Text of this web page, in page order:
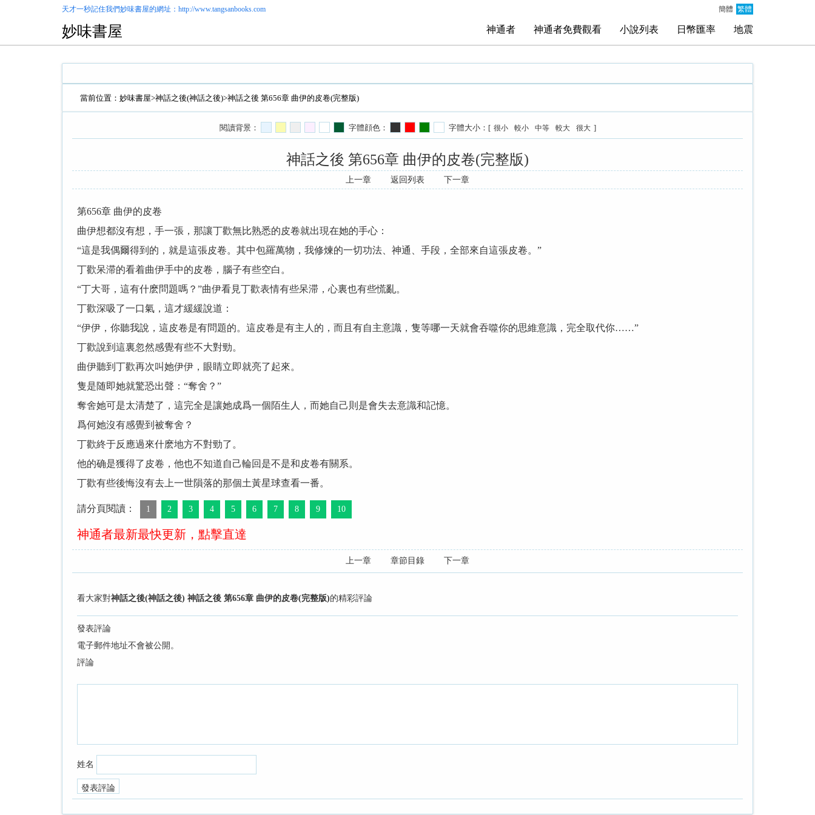
天才一秒記住我們妙味書屋的網址：http://www.tangsanbooks.com 簡體 繁體
妙味書屋 神通者 神通者免費觀看 小說列表 日幣匯率 地震
當前位置： 妙味書屋>神話之後(神話之後)>神話之後 第656章 曲伊的皮卷(完整版)
閱讀背景： 字體顔色： 字體大小：[ 很小 較小 中等 較大 很大 ]
神話之後 第656章 曲伊的皮卷(完整版)
上一章 返回列表 下一章
第656章 曲伊的皮卷
曲伊想都沒有想，手一張，那讓丁歡無比熟悉的皮卷就出現在她的手心：
“這是我偶爾得到的，就是這張皮卷。其中包羅萬物，我修煉的一切功法、神通、手段，全部來自這張皮卷。”
丁歡呆滞的看着曲伊手中的皮卷，腦子有些空白。
“丁大哥，這有什麽問題嗎？”曲伊看見丁歡表情有些呆滞，心裏也有些慌亂。
丁歡深吸了一口氣，這才緩緩說道：
“伊伊，你聽我說，這皮卷是有問題的。這皮卷是有主人的，而且有自主意識，隻等哪一天就會吞噬你的思維意識，完全取代你……”
丁歡說到這裏忽然感覺有些不大對勁。
曲伊聽到丁歡再次叫她伊伊，眼睛立即就亮了起來。
隻是随即她就驚恐出聲：“奪舍？”
奪舍她可是太清楚了，這完全是讓她成爲一個陌生人，而她自己則是會失去意識和記憶。
爲何她沒有感覺到被奪舍？
丁歡終于反應過來什麽地方不對勁了。
他的确是獲得了皮卷，他也不知道自己輪回是不是和皮卷有關系。
丁歡有些後悔沒有去上一世隕落的那個土黃星球查看一番。
請分頁閱讀： 1 2 3 4 5 6 7 8 9 10
神通者最新最快更新，點擊直達
上一章 章節目錄 下一章
看大家對神話之後(神話之後) 神話之後 第656章 曲伊的皮卷(完整版)的精彩評論
發表評論
電子郵件地址不會被公開。
評論
姓名